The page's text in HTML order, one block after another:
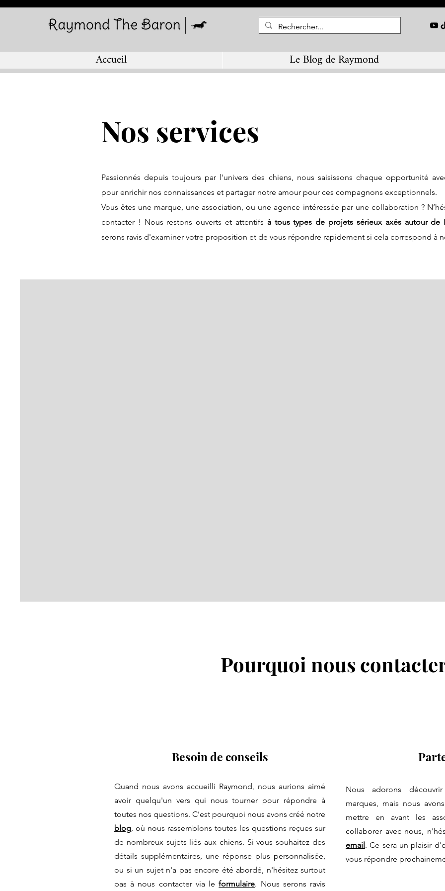
Accueil Le Blog de Raymond
Nos services
Passionnés depuis toujours par l'univers des chiens, nous saisissons chaque opportunité
pour enrichir nos connaissances et partager notre amour pour ces compagnons exceptionnels.
Vous êtes une marque, une association, ou une agence intéressée par une collaboration ?
contacter ! Nous restons ouverts et attentifs à tous types de projets sérieux axés autour de
serons ravis d'examiner votre proposition et de vous répondre rapidement si cela correspond à
Pourquoi nous
Besoin de conseils
Quand nous avons accueilli Raymond, nous aurions aimé
avoir quelqu'un vers qui nous tourner pour répondre à
toutes nos questions. C’est pourquoi nous avons créé notre
blog, où nous rassemblons toutes les questions reçues sur
de nombreux sujets liés aux chiens. Si vous souhaitez des
détails supplémentaires, une réponse plus personnalisée,
ou si un sujet n'a pas encore été abordé, n'hésitez surtout
pas à nous contacter via leformulaire. Nous serons ravis
Nous adorons
marques, mais nous
mettre en avant les
collaborer avec nous,
email. Ce sera un plaisir
vous répondre